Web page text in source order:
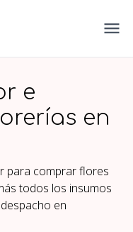
e
en
para comprar flores
todos los insumos
en